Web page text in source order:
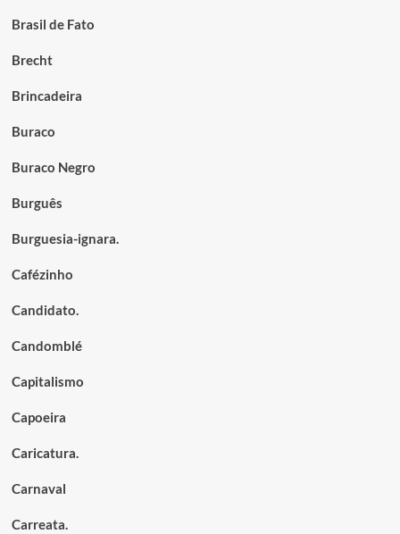
Brasil de Fato
Brecht
Brincadeira
Buraco
Buraco Negro
Burguês
Burguesia-ignara.
Cafézinho
Candidato.
Candomblé
Capitalismo
Capoeira
Caricatura.
Carnaval
Carreata.